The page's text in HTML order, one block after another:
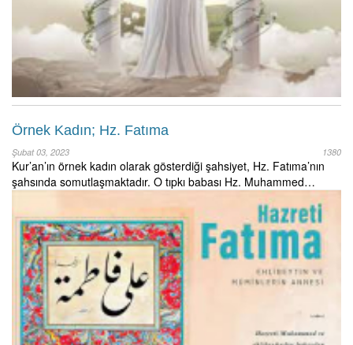
Örnek Kadın; Hz. Fatıma
Şubat 03, 2023 1380
Kur’an’ın örnek kadın olarak gösterdiği şahsiyet, Hz. Fatıma’nın
şahsında somutlaşmaktadır. O tıpkı babası Hz. Muhammed…